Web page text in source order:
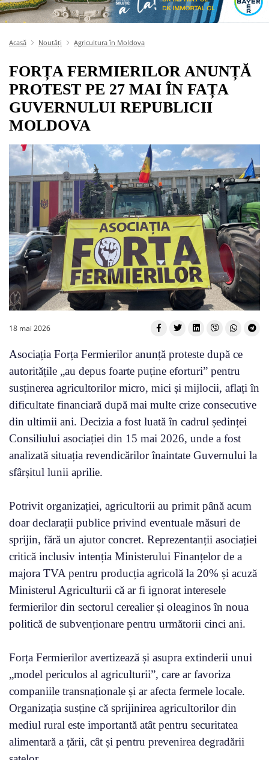
Acasă Noutăți Agricultura în Moldova
FORȚA FERMIERILOR ANUNȚĂ
PROTEST PE 27 MAI ÎN FAȚA
GUVERNULUI REPUBLICII
MOLDOVA
18 mai 2026
Asociația Forța Fermierilor anunță proteste după ce
autoritățile „au depus foarte puține eforturi” pentru
susținerea agricultorilor micro, mici și mijlocii, aflați în
dificultate financiară după mai multe crize consecutive
din ultimii ani. Decizia a fost luată în cadrul ședinței
Consiliului asociației din 15 mai 2026, unde a fost
analizată situația revendicărilor înaintate Guvernului la
sfârșitul lunii aprilie.
Potrivit organizației, agricultorii au primit până acum
doar declarații publice privind eventuale măsuri de
sprijin, fără un ajutor concret. Reprezentanții asociației
critică inclusiv intenția Ministerului Finanțelor de a
majora TVA pentru producția agricolă la 20% și acuză
Ministerul Agriculturii că ar fi ignorat interesele
fermierilor din sectorul cerealier și oleaginos în noua
politică de subvenționare pentru următorii cinci ani.
Forța Fermierilor avertizează și asupra extinderii unui
„model periculos al agriculturii”, care ar favoriza
companiile transnaționale și ar afecta fermele locale.
Organizația susține că sprijinirea agricultorilor din
mediul rural este importantă atât pentru securitatea
alimentară a țării, cât și pentru prevenirea degradării